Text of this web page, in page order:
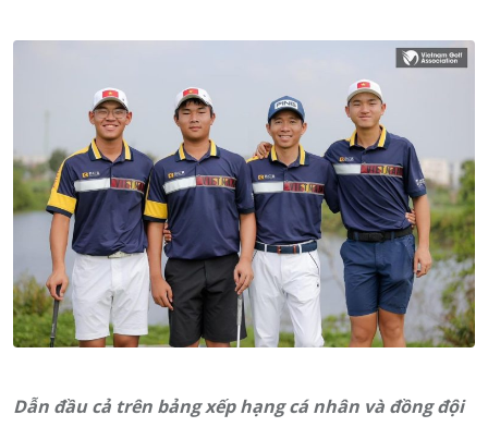
Email
Dẫn đầu cả trên bảng xếp hạng cá nhân và đồng đội